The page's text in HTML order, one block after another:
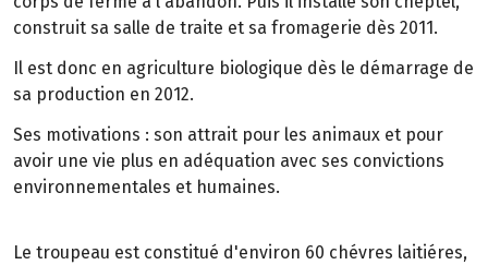
construit sa salle de traite et sa fromagerie dès 2011.
Il est donc en agriculture biologique dès le démarrage de
sa production en 2012.
Ses motivations : son attrait pour les animaux et pour
avoir une vie plus en adéquation avec ses convictions
environnementales et humaines.
Le troupeau est constitué d'environ 60 chévres laitiéres,